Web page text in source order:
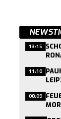
13:15
11:10
08:09